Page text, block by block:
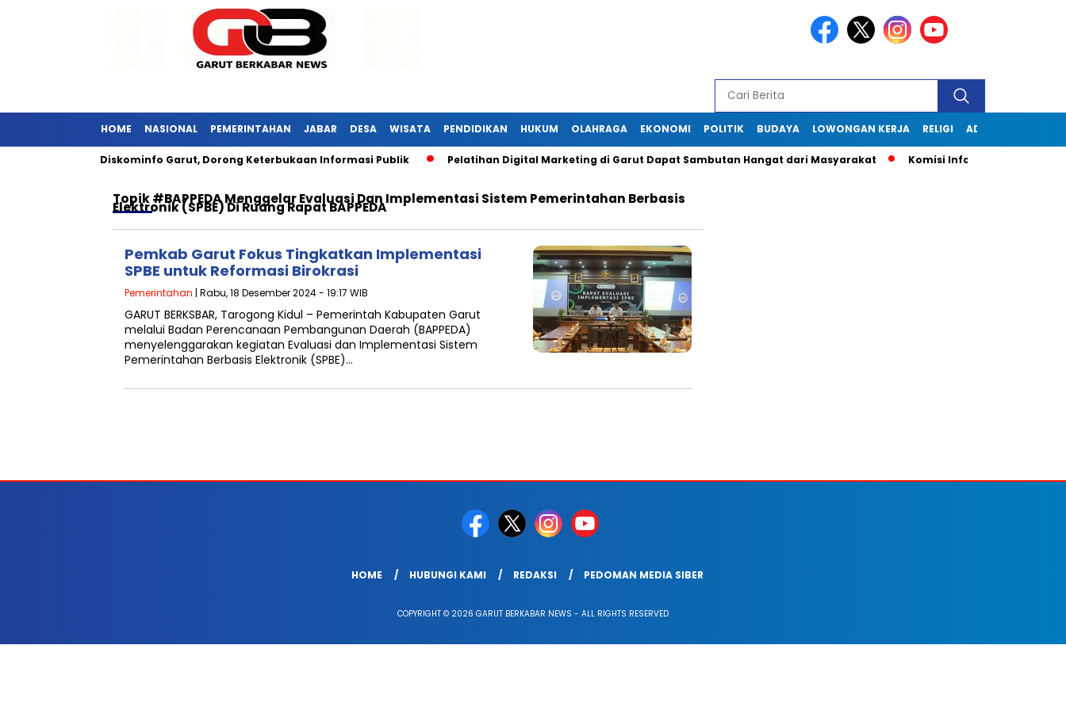
HOME NASIONAL PEMERINTAHAN JABAR DESA WISATA PENDIDIKAN HUKUM OLAHRAGA EKONOMI POLITIK BUDAYA LOWONGAN KERJA RELIGI ADVERTORIAL
Kunjungi Diskominfo Garut, Dorong Keterbukaan Informasi Publik Pelatihan Digital Marketing di Garut Dapat Sambutan Hangat dari Masyarakat Komisi Informasi Jabar
Topik#BAPPEDA Menggelar Evaluasi Dan Implementasi Sistem Pemerintahan Berbasis
Elektronik (SPBE) Di Ruang Rapat BAPPEDA
Pemkab Garut Fokus Tingkatkan Implementasi
SPBE untuk Reformasi Birokrasi
Pemerintahan | Rabu, 18 Desember 2024 - 19:17 WIB
GARUT BERKSBAR, Tarogong Kidul – Pemerintah Kabupaten Garut
melalui Badan Perencanaan Pembangunan Daerah (BAPPEDA)
menyelenggarakan kegiatan Evaluasi dan Implementasi Sistem
Pemerintahan Berbasis Elektronik (SPBE)…
HOME HUBUNGI KAMI REDAKSI PEDOMAN MEDIA SIBER
COPYRIGHT © 2026 GARUT BERKABAR NEWS - ALL RIGHTS RESERVED